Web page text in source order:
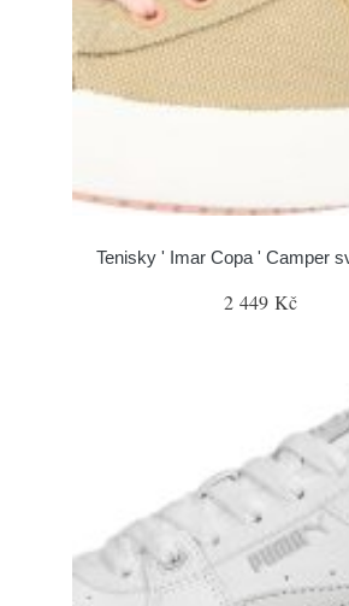
Tenisky ' Imar Copa ' Camper
2 449 Kč